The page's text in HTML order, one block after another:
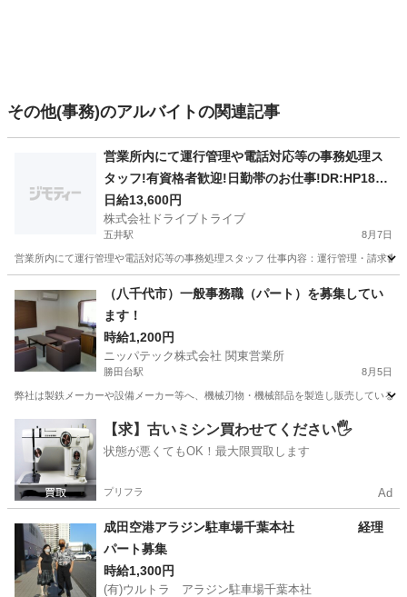
その他(事務)のアルバイトの関連記事
営業所内にて運行管理や電話対応等の事務処理ス
タッフ!有資格者歓迎!日勤帯のお仕事!DR:HP185-
01Y
日給13,600円
株式会社ドライブトライブ
五井駅 8月7日
営業所内にて運行管理や電話対応等の事務処理スタッフ 仕事内容：運行管理・請求
五井駅 一般事務 運行管理
（八千代市）一般事務職（パート）を募集してい
ます！
時給1,200円
ニッパテック株式会社 関東営業所
勝田台駅 8月5日
弊社は製鉄メーカーや設備メーカー等へ、機械刃物・機械部品を製造し販売している
千葉 八千代市 勝田台駅 一般事務 パート
【求】古いミシン買わせてください🖐️
状態が悪くてもOK！最大限買取します
プリフラ Ad
成田空港アラジン駐車場千葉本社 経理
パート募集
時給1,300円
(有)ウルトラ アラジン駐車場千葉本社